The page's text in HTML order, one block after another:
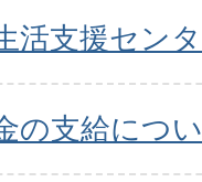
活支援セン
の支給につ